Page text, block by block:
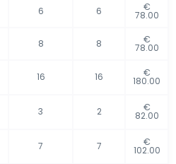
6 6 €
78.00
8 8 €
78.00
16 16 €
180.00
3 2 €
82.00
7 7 €
102.00